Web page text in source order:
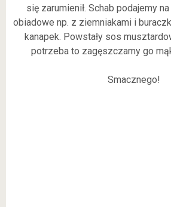
się zarumienił. Schab podajemy
obiadowe np. z ziemniakami i
kanapek. Powstały sos
potrzeba to zagęszczamy go
Smacznego!